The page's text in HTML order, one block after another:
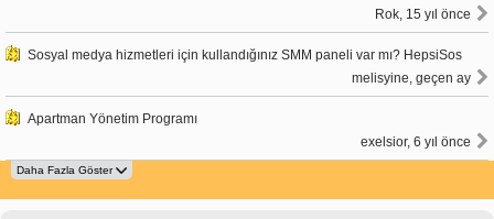
Rok, 15 yıl önce
Sosyal medya hizmetleri için kullandığınız SMM paneli var mı? HepsiSos
melisyine, geçen ay
Apartman Yönetim Programı
exelsior, 6 yıl önce